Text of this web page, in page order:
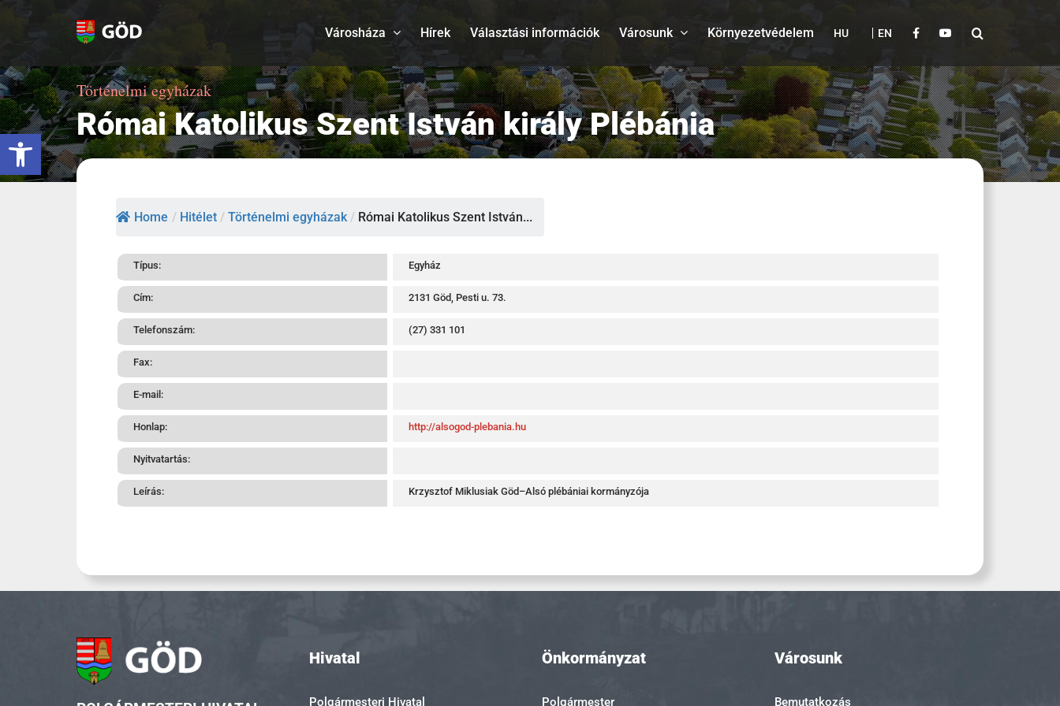
Eszköztár megnyitása
Kihagyás
Városháza Hírek Választási információk Városunk Környezetvédelem HU EN
Történelmi egyházak
Római Katolikus Szent István király Plébánia
Home / Hitélet / Történelmi egyházak / Római Katolikus Szent István...
Típus: Egyház
Cím: 2131 Göd, Pesti u. 73.
Telefonszám: (27) 331 101
Fax:
E-mail:
Honlap: http://alsogod-plebania.hu
Nyitvatartás:
Leírás: Krzysztof Miklusiak Göd–Alsó plébániai kormányzója
Hivatal
Polgármesteri Hivatal
Önkormányzat
Polgármester
Városunk
Bemutatkozás